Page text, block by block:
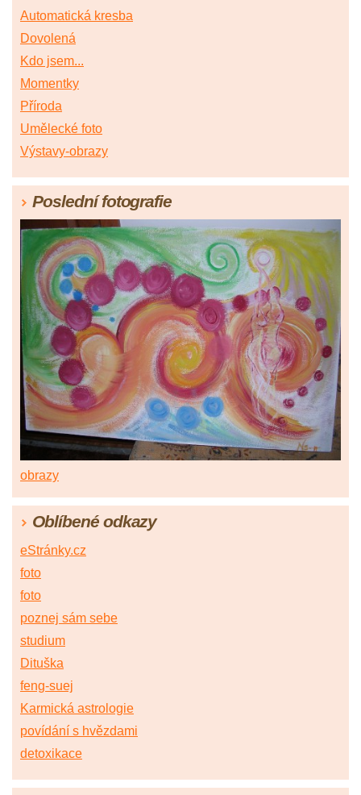
Automatická kresba
Dovolená
Kdo jsem...
Momentky
Příroda
Umělecké foto
Výstavy-obrazy
Poslední fotografie
obrazy
Oblíbené odkazy
eStránky.cz
foto
foto
poznej sám sebe
studium
Dituška
feng-suej
Karmická astrologie
povídání s hvězdami
detoxikace